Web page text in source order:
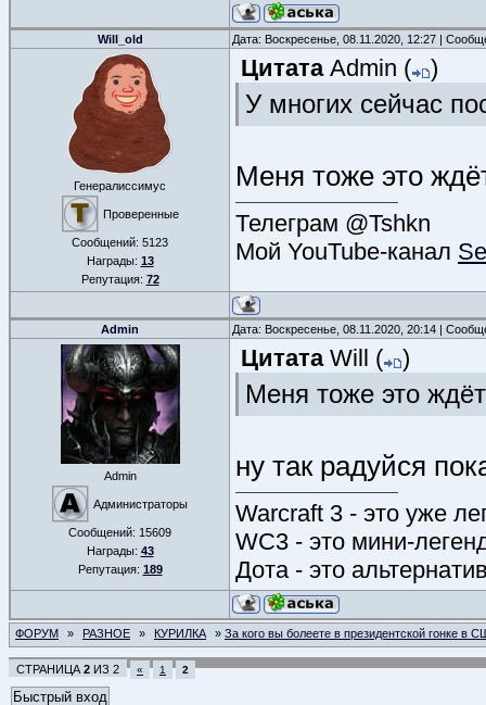
Will_old Дата: Воскресенье, 08.11.2020, 12:27 |
Генералиссимус
Проверенные
Сообщений: 5123
Награды: 13
Репутация: 72
Цитата Admin ( )
У многих сейчас
Меня тоже это
Телеграм @Tshkn
Мой YouTube-канал
Admin Дата: Воскресенье, 08.11.2020, 20:14 |
Admin
Администраторы
Сообщений: 15609
Награды: 43
Репутация: 189
Цитата Will ( )
Меня тоже это ждёт
ну так радуйся
Warcraft 3 - это уже
WC3 - это мини-
Дота - это
ФОРУМ » РАЗНОЕ » КУРИЛКА » За кого вы болеете в президентской гонке в
СТРАНИЦА 2 ИЗ 2 « 1 2